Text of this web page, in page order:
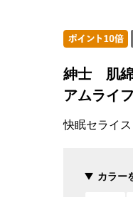
紳士 肌綿
アムライ
快眠セライ
カラー